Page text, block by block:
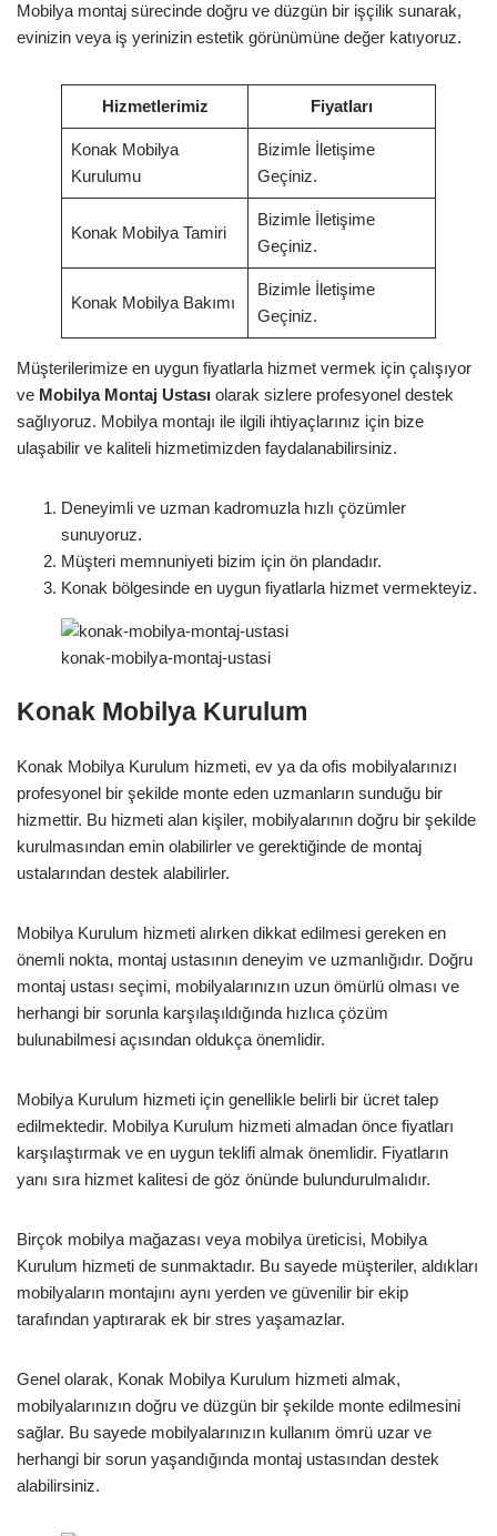
Mobilya montaj sürecinde doğru ve düzgün bir işçilik sunarak,
evinizin veya iş yerinizin estetik görünümüne değer katıyoruz.
Hizmetlerimiz Fiyatları
Konak Mobilya
Kurulumu
Bizimle İletişime
Geçiniz.
Konak Mobilya Tamiri
Bizimle İletişime
Geçiniz.
Konak Mobilya Bakımı
Bizimle İletişime
Geçiniz.
Müşterilerimize en uygun fiyatlarla hizmet vermek için çalışıyor
ve Mobilya Montaj Ustası olarak sizlere profesyonel destek
sağlıyoruz. Mobilya montajı ile ilgili ihtiyaçlarınız için bize
ulaşabilir ve kaliteli hizmetimizden faydalanabilirsiniz.
Deneyimli ve uzman kadromuzla hızlı çözümler
sunuyoruz.
Müşteri memnuniyeti bizim için ön plandadır.
Konak bölgesinde en uygun fiyatlarla hizmet vermekteyiz.
konak-mobilya-montaj-ustasi
Konak Mobilya Kurulum
Konak Mobilya Kurulum hizmeti, ev ya da ofis mobilyalarınızı
profesyonel bir şekilde monte eden uzmanların sunduğu bir
hizmettir. Bu hizmeti alan kişiler, mobilyalarının doğru bir şekilde
kurulmasından emin olabilirler ve gerektiğinde de montaj
ustalarından destek alabilirler.
Mobilya Kurulum hizmeti alırken dikkat edilmesi gereken en
önemli nokta, montaj ustasının deneyim ve uzmanlığıdır. Doğru
montaj ustası seçimi, mobilyalarınızın uzun ömürlü olması ve
herhangi bir sorunla karşılaşıldığında hızlıca çözüm
bulunabilmesi açısından oldukça önemlidir.
Mobilya Kurulum hizmeti için genellikle belirli bir ücret talep
edilmektedir. Mobilya Kurulum hizmeti almadan önce fiyatları
karşılaştırmak ve en uygun teklifi almak önemlidir. Fiyatların
yanı sıra hizmet kalitesi de göz önünde bulundurulmalıdır.
Birçok mobilya mağazası veya mobilya üreticisi, Mobilya
Kurulum hizmeti de sunmaktadır. Bu sayede müşteriler, aldıkları
mobilyaların montajını aynı yerden ve güvenilir bir ekip
tarafından yaptırarak ek bir stres yaşamazlar.
Genel olarak, Konak Mobilya Kurulum hizmeti almak,
mobilyalarınızın doğru ve düzgün bir şekilde monte edilmesini
sağlar. Bu sayede mobilyalarınızın kullanım ömrü uzar ve
herhangi bir sorun yaşandığında montaj ustasından destek
alabilirsiniz.